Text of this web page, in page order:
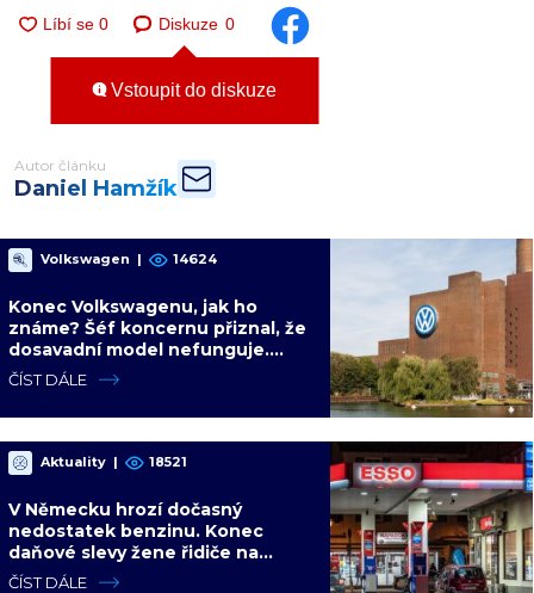
Diskuze 0
Vstoupit do diskuze
Autor článku
Daniel Hamžík
Volkswagen | 14624
Konec Volkswagenu, jak ho
známe? Šéf koncernu přiznal, že
dosavadní model nefunguje.
Ekonom predikuje čínské
převzetí
ČÍST DÁLE
Aktuality | 18521
V Německu hrozí dočasný
nedostatek benzinu. Konec
daňové slevy žene řidiče na
pumpy, zásoby nemusí stačit
ČÍST DÁLE